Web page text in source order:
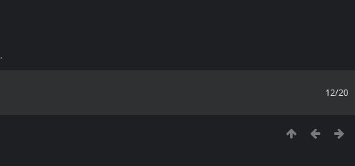
.
12/20